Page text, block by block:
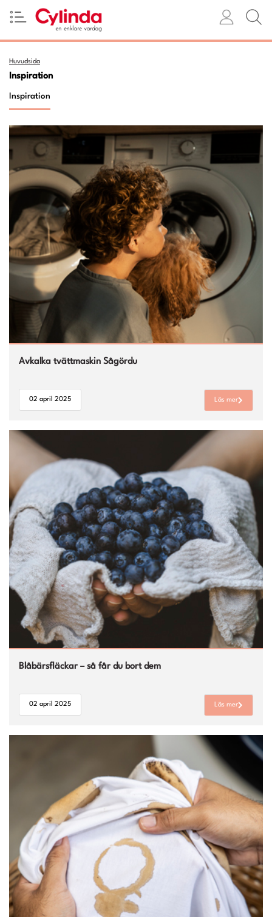
Huvudsida
Inspiration
Inspiration
Avkalka tvättmaskin Sågördu
02 april 2025 Läs mer
Blåbärsfläckar – så får du bort dem
02 april 2025 Läs mer